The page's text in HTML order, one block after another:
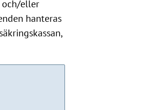
och/eller
hanteras